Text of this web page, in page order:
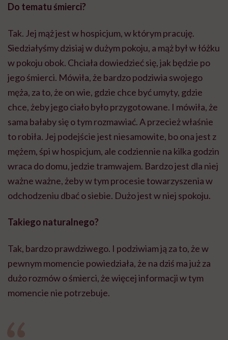
Do tematu śmierci?
Tak. Jej mąż jest w hospicjum, w którym pracuję.
Siedziałyśmy dzisiaj w dużym pokoju, a mąż był w łóżku
w pokoju obok. Chciała dowiedzieć się, jak będzie po
jego śmierci. Mówiła, że bardzo podziwia swojego
męża, za to, że on wie, gdzie chce być umyty, gdzie
chce, żeby jego ciało było przygotowane. I mówiła, że
sama bałaby się o tym rozmawiać. A przecież właśnie
to robiła. Jej podejście jest niesamowite, bo ona jest z
mężem, śpi w hospicjum, ale codziennie na kilka godzin
wraca do domu, jedzie tramwajem. Bardzo jest dla niej
ważne ważne, żeby w tym procesie towarzyszenia w
odchodzeniu dbać o siebie. Dużo jest w niej spokoju.
Takiego naturalnego?
Tak, bardzo prawdziwego. I podziwiam ją za to, że w
pewnym momencie powiedziała, że na dziś ma już za
dużo rozmów o śmierci, że więcej informacji w tym
momencie nie potrzebuje.